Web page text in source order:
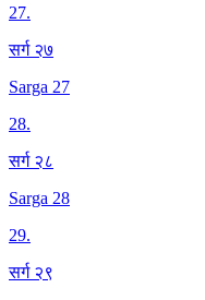
27.
सर्ग २७
Sarga 27
28.
सर्ग २८
Sarga 28
29.
सर्ग २९